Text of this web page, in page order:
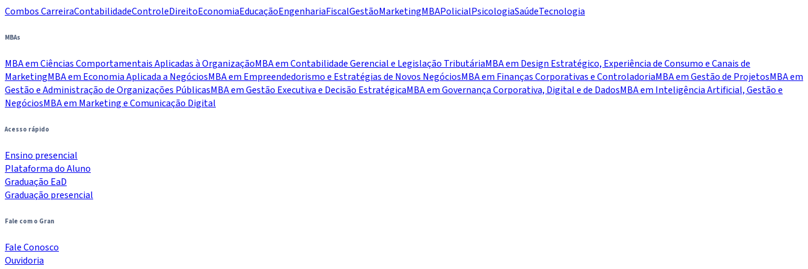
Combos CarreiraContabilidadeControleDireitoEconomiaEducaçãoEngenhariaFiscalGestãoMarketingMBAPolicialPsicologiaSaúdeTecnologia
MBAs
MBA em Ciências Comportamentais Aplicadas à OrganizaçãoMBA em Contabilidade Gerencial e Legislação TributáriaMBA em Design Estratégico, Experiência de Consumo e Canais de
MarketingMBA em Economia Aplicada a NegóciosMBA em Empreendedorismo e Estratégias de Novos NegóciosMBA em Finanças Corporativas e ControladoriaMBA em Gestão de ProjetosMBA em
Gestão e Administração de Organizações PúblicasMBA em Gestão Executiva e Decisão EstratégicaMBA em Governança Corporativa, Digital e de DadosMBA em Inteligência Artificial, Gestão e
NegóciosMBA em Marketing e Comunicação Digital
Acesso rápido
Ensino presencial
Plataforma do Aluno
Graduação EaD
Graduação presencial
Fale com o Gran
Fale Conosco
Ouvidoria